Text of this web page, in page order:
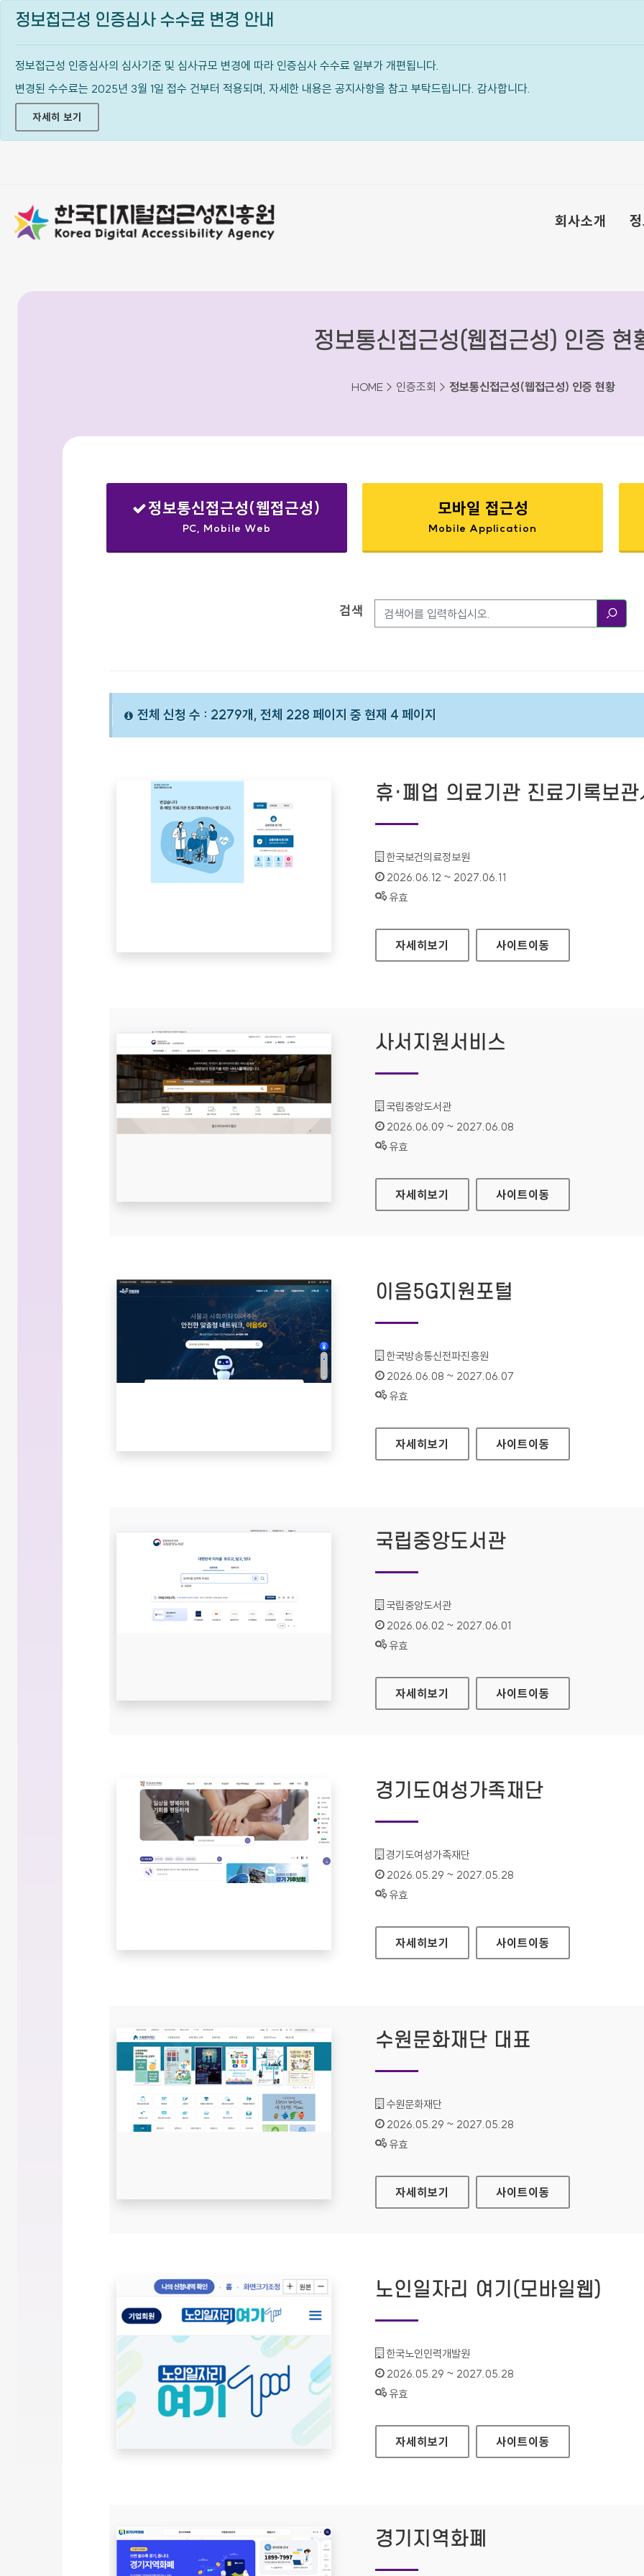
정보접근성 인증심사 수수료 변경 안내
정보접근성 인증심사의 심사기준 및 심사규모 변경에 따라 인증심사 수수료 일부가 개편됩니다.
변경된 수수료는 2025년 3월 1일 접수 건부터 적용되며, 자세한 내용은 공지사항을 참고 부탁드립니다. 감사합니다.
자세히 보기
회사소개
정보통신접근성(웹접근성) 인증 현
HOME > 인증조회 > 정보통신접근성(웹접근성) 인증 현황
정보통신접근성(웹접근성)
PC, Mobile Web
모바일 접근성
Mobile Application
검색
전체 신청 수 : 2279개, 전체 228 페이지 중 현재 4 페이지
휴·폐업 의료기관 진료기록보
기관명 :
한국보건의료정보원
인증기간 :
2026.06.12 ~ 2027.06.11
상태 :
유효
휴·폐업 의료기관 진료기록보관시스템
자세히보기 사이트이동
사서지원서비스
기관명 :
국립중앙도서관
인증기간 :
2026.06.09 ~ 2027.06.08
상태 :
유효
사서지원서비스
자세히보기 사이트이동
이음5G지원포털
기관명 :
한국방송통신전파진흥원
인증기간 :
2026.06.08 ~ 2027.06.07
상태 :
유효
이음5G지원포털
자세히보기 사이트이동
국립중앙도서관
기관명 :
국립중앙도서관
인증기간 :
2026.06.02 ~ 2027.06.01
상태 :
유효
국립중앙도서관
자세히보기 사이트이동
경기도여성가족재단
기관명 :
경기도여성가족재단
인증기간 :
2026.05.29 ~ 2027.05.28
상태 :
유효
경기도여성가족재단
자세히보기 사이트이동
수원문화재단 대표
기관명 :
수원문화재단
인증기간 :
2026.05.29 ~ 2027.05.28
상태 :
유효
수원문화재단 대표
자세히보기 사이트이동
노인일자리 여기(모바일웹)
기관명 :
한국노인인력개발원
인증기간 :
2026.05.29 ~ 2027.05.28
상태 :
유효
노인일자리 여기(모바일웹)
자세히보기 사이트이동
경기지역화폐